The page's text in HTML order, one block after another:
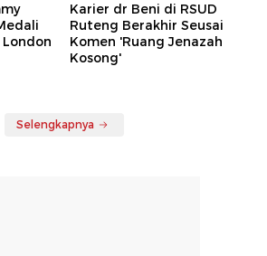
Karier dr Beni di RSUD
Ruteng Berakhir Seusai
Komen 'Ruang Jenazah
Kosong'
Selengkapnya